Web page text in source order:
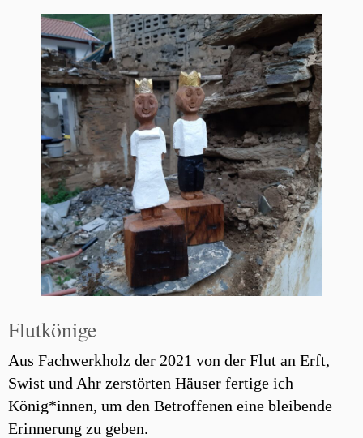
Flutkönige
Aus Fachwerkholz der 2021 von der Flut an Erft,
Swist und Ahr zerstörten Häuser fertige ich
König*innen, um den Betroffenen eine bleibende
Erinnerung zu geben.